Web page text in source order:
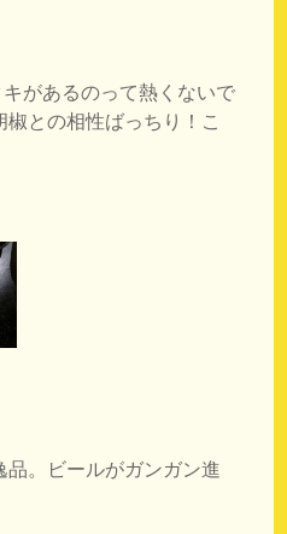
があるのって熱くないで
との相性ばっちり！こ
。ビールがガンガン進